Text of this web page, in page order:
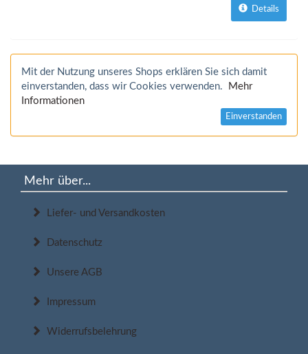
Details
Mit der Nutzung unseres Shops erklären Sie sich damit
einverstanden, dass wir Cookies verwenden.
Mehr
Informationen
Einverstanden
Mehr über...
Liefer- und Versandkosten
Datenschutz
Unsere AGB
Impressum
Widerrufsbelehrung